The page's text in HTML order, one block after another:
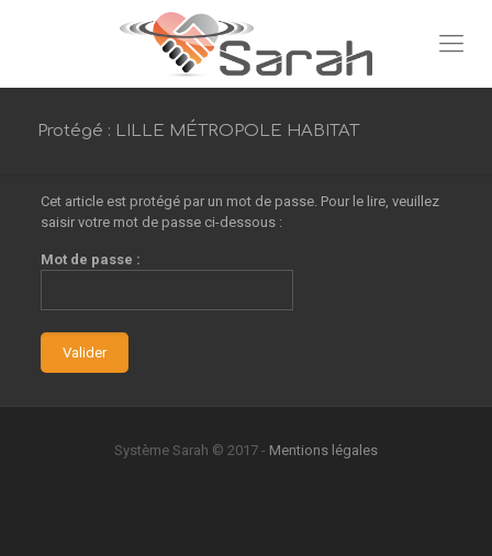
Protégé : LILLE MÉTROPOLE HABITAT
Cet article est protégé par un mot de passe. Pour le lire, veuillez
saisir votre mot de passe ci-dessous :
Mot de passe :
Système Sarah © 2017 - Mentions légales